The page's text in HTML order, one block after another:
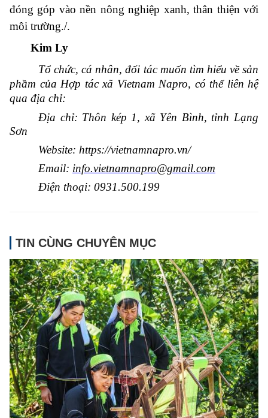
đóng góp vào nền nông nghiệp xanh, thân thiện với
môi trường./.
Kim Ly
Tổ chức, cá nhân, đối tác muốn tìm hiểu về sản
phầm của Hợp tác xã Vietnam Napro, có thể liên hệ
qua địa chỉ:
Địa chỉ: Thôn kép 1, xã Yên Bình, tỉnh Lạng
Sơn
Website: https://vietnamnapro.vn/
Email: info.vietnamnapro@gmail.com
Điện thoại: 0931.500.199
TIN CÙNG CHUYÊN MỤC